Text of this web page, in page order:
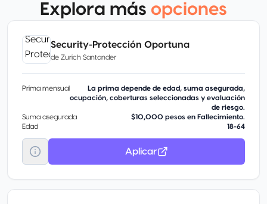
Explora más opciones
Security-Protección Oportuna
de Zurich Santander
Prima mensual
La prima depende de edad, suma asegurada,
ocupación, coberturas seleccionadas y evaluación
de riesgo.
Suma asegurada
$10,000 pesos en Fallecimiento.
Edad
18-64
Aplicar